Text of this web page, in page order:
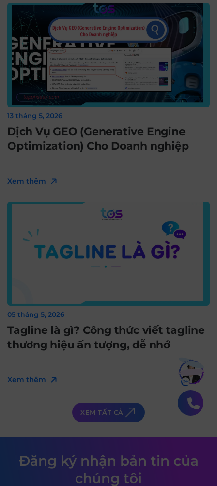
13 tháng 5, 2026
Dịch Vụ GEO (Generative Engine
Optimization) Cho Doanh nghiệp
Xem thêm
05 tháng 5, 2026
Tagline là gì? Công thức viết tagline
thương hiệu ấn tượng, dễ nhớ
Xem thêm
XEM TẤT CẢ
Đăng ký nhận bản tin của
chúng tôi
Bạn muốn hiểu thêm?Xem chi tiết